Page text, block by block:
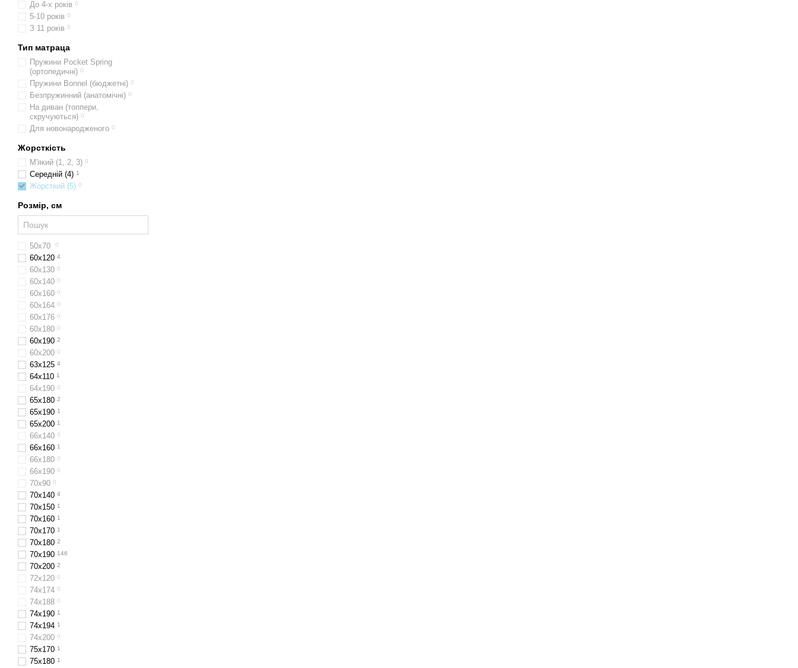
До 4-х років 0
5-10 років 0
З 11 років 0
Тип матраца
Пружини Pocket Spring
(ортопедичні) 0
Пружини Bonnel (бюджетні) 0
Безпружинний (анатомічні) 0
На диван (топпери,
скручуються) 0
Для новонародженого 0
Жорсткість
М'який (1, 2, 3) 0
Середній (4) 1
Жорсткий (5) 0
Розмір, см
50х70 0
60x120 4
60х130 0
60x140 0
60х160 0
60x164 0
60х176 0
60х180 0
60х190 2
60х200 0
63x125 4
64х110 1
64x190 0
65x180 2
65х190 1
65х200 1
66x140 0
66x160 1
66х180 0
66х190 0
70х90 0
70x140 4
70x150 1
70x160 1
70х170 1
70x180 2
70x190 146
70x200 2
72x120 0
74х174 0
74х188 0
74х190 1
74х194 1
74х200 0
75х170 1
75х180 1